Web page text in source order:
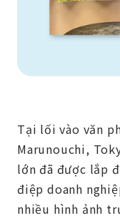
Tại lối vào văn
Marunouchi,
lớn đã được lắp
điệp doanh
nhiều hình ảnh